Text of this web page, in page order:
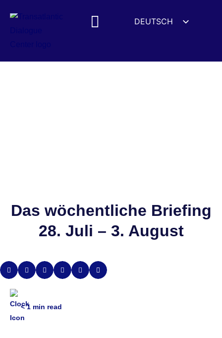
DEUTSCH
Das wöchentliche Briefing
28. Juli – 3. August
< 1 min read